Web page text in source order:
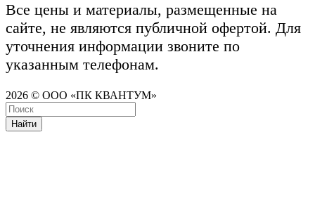
Все цены и материалы, размещенные на
сайте, не являются публичной офертой. Для
уточнения информации звоните по
указанным телефонам.
2026 © ООО «ПК КВАНТУМ»
Найти